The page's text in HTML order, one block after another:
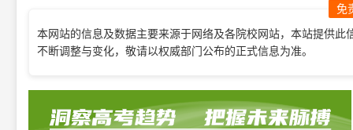
免
本网站的信息及数据主要来源于网络及各院校网站，本站提供
不断调整与变化，敬请以权威部门公布的正式信息为准。